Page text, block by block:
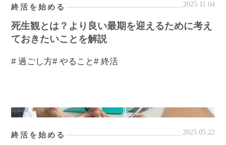
終活を始める 2025.11.04
死生観とは？より良い最期を迎えるために考え
ておきたいことを解説
# 過ごし方# やること# 終活
終活を始める 2025.05.22